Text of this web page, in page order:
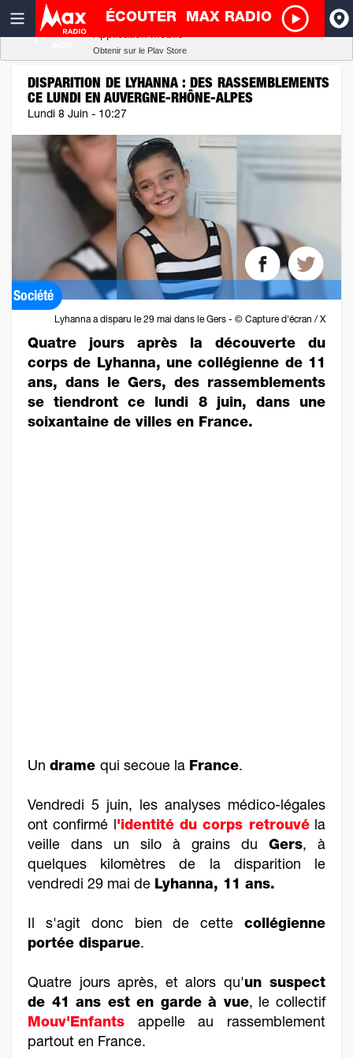
ÉCOUTER MAX RADIO
DISPARITION DE LYHANNA : DES RASSEMBLEMENTS
CE LUNDI EN AUVERGNE-RHÔNE-ALPES
Lundi 8 Juin - 10:27
Société
Lyhanna a disparu le 29 mai dans le Gers - © Capture d'écran / X
Quatre jours après la découverte du
corps de Lyhanna, une collégienne de 11
ans, dans le Gers, des rassemblements
se tiendront ce lundi 8 juin, dans une
soixantaine de villes en France.
Un drame qui secoue la France.
Vendredi 5 juin, les analyses médico-légales
ont confirmé l'identité du corps retrouvéla
veille dans un silo à grains du Gers, à
quelques kilomètres de la disparition le
vendredi 29 mai de Lyhanna, 11 ans.
Il s'agit donc bien de cette collégienne
portée disparue.
Quatre jours après, et alors qu'un suspect
de 41 ans est en garde à vue, le collectif
Mouv'Enfants appelle au rassemblement
partout en France.
Radio SCOOP
Obtenir sur le Play Store
Télécharger